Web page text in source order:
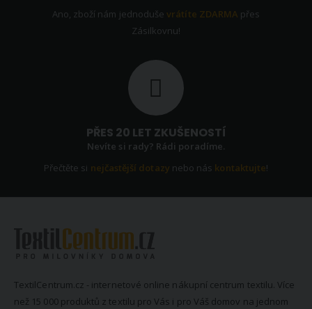
Ano, zboží nám jednoduševrátíte ZDARMA přes
Zásilkovnu!
PŘES 20 LET ZKUŠENOSTÍ
Nevíte si rady? Rádi poradíme.
Přečtěte si nejčastější dotazy nebo nás kontaktujte!
TextilCentrum.cz - internetové online nákupní centrum textilu. Více
než 15 000 produktů z textilu pro Vás i pro Váš domov na jednom